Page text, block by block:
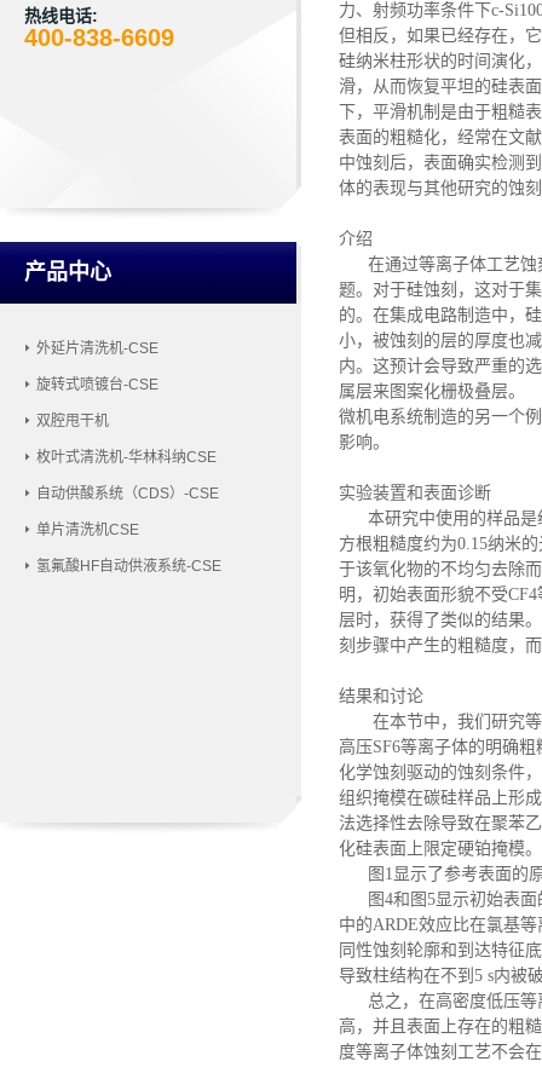
热线电话:
400-838-6609
产品中心
外延片清洗机-CSE
旋转式喷镀台-CSE
双腔甩干机
枚叶式清洗机-华林科纳CSE
自动供酸系统（CDS）-CSE
单片清洗机CSE
氢氟酸HF自动供液系统-CSE
力、射频功率条件下c-
但相反，如果已经存在，
硅纳米柱形状的时间演化
滑，从而恢复平坦的硅表
下，平滑机制是由于粗糙
表面的粗糙化，经常在文
中蚀刻后，表面确实检测
体的表现与其他研究的蚀
介绍
在通过等离子体工艺
题。对于硅蚀刻，这对于
的。在集成电路制造中，
小，被蚀刻的层的厚度也
内。这预计会导致严重的
属层来图案化栅极叠层。
微机电系统制造的另一个
影响。
实验装置和表面诊断
本研究中使用的样品是
方根粗糙度约为0.15纳米
于该氧化物的不均匀去除
明，初始表面形貌不受
层时，获得了类似的结果
刻步骤中产生的粗糙度，
结果和讨论
在本节中，我们研究
高压SF6等离子体的明确
化学蚀刻驱动的蚀刻条件
组织掩模在碳硅样品上形
法选择性去除导致在聚苯
化硅表面上限定硬铂掩模。
图 1显示了参考表面的
图4和图5显示初始表
中的ARDE效应比在氯基
同性蚀刻轮廓和到达特征
导致柱结构在不到5 s内被
总之，在高密度低压等
高，并且表面上存在的粗
度等离子体蚀刻工艺不会